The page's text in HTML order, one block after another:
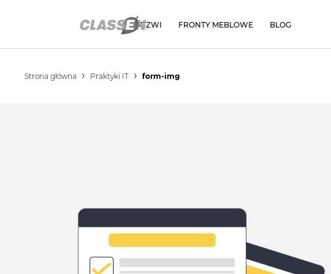
DRZWI FRONTY MEBLOWE BLOG
Strona główna Praktyki IT form-img